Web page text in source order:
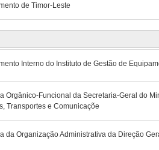
de Timor-Leste
Interno do Instituto de Gestão de
Orgânico-Funcional da Secretaria-Geral do
Transportes e Comunicaçõe
da Organização Administrativa da Direção